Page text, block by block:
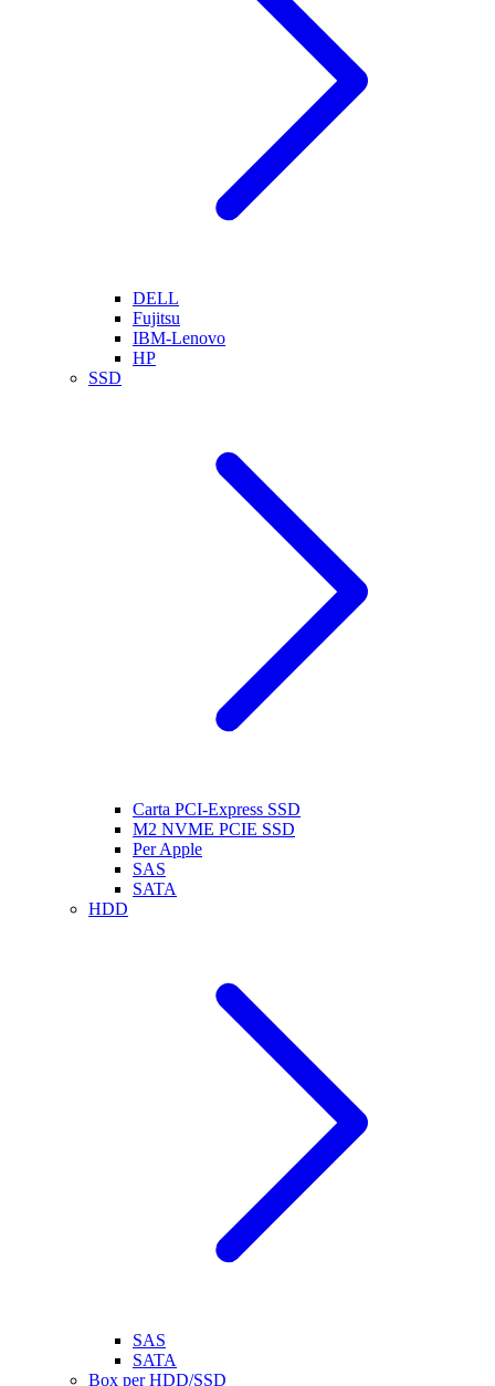
DELL
Fujitsu
IBM-Lenovo
HP
SSD
Carta PCI-Express SSD
M2 NVME PCIE SSD
Per Apple
SAS
SATA
HDD
SAS
SATA
Box per HDD/SSD